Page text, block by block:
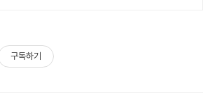
구독하기